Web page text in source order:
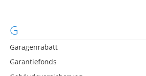
G
Garagenrabatt
Garantiefonds